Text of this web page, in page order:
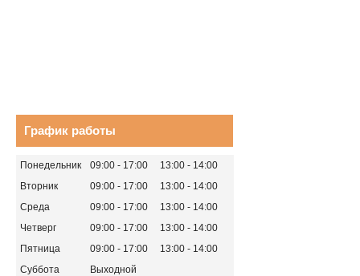
График работы
Понедельник 09:00 17:00 13:00
14:00
Вторник
09:00 17:00 13:00
14:00
Среда
09:00 17:00 13:00
14:00
Четверг
09:00 17:00 13:00
14:00
Пятница
09:00 17:00 13:00
14:00
Суббота
Выходной